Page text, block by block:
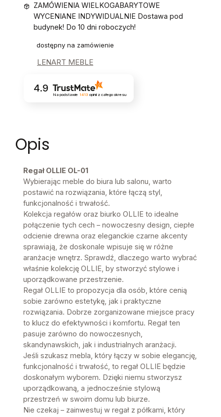
ZAMÓWIENIA WIELKOGABARYTOWE
WYCENIANE INDYWIDUALNIE Dostawa pod
budynek! Do 10 dni roboczych!
dostępny na zamówienie
LENART MEBLE
4.9
Na podstawie 1413 opinii z całego okresu
Opis
Regał OLLIE OL-01
Wybierając meble do biura lub salonu, warto
postawić na rozwiązania, które łączą styl,
funkcjonalność i trwałość.
Kolekcja regałów oraz biurko OLLIE to idealne
połączenie tych cech – nowoczesny design, ciepłe
odcienie drewna oraz eleganckie czarne akcenty
sprawiają, że doskonale wpisuje się w różne
aranżacje wnętrz. Sprawdź, dlaczego warto wybrać
właśnie kolekcję OLLIE, by stworzyć stylowe i
uporządkowane przestrzenie.
Regał OLLIE to propozycja dla osób, które cenią
sobie zarówno estetykę, jak i praktyczne
rozwiązania. Dobrze zorganizowane miejsce pracy
to klucz do efektywności i komfortu. Regał ten
pasuje zarówno do nowoczesnych,
skandynawskich, jak i industrialnych aranżacji.
Jeśli szukasz mebla, który łączy w sobie elegancję,
funkcjonalność i trwałość, to regał OLLIE będzie
doskonałym wyborem. Dzięki niemu stworzysz
uporządkowaną, a jednocześnie stylową
przestrzeń w swoim domu lub biurze.
Nie czekaj – zainwestuj w regał z półkami, który